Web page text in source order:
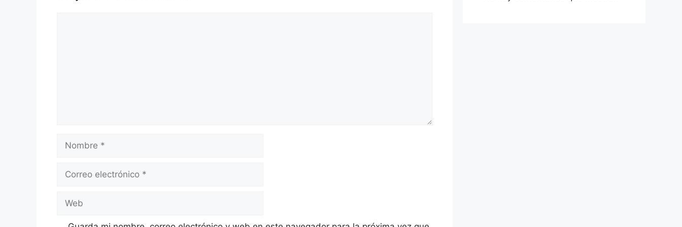
Nombre
Correo
Web